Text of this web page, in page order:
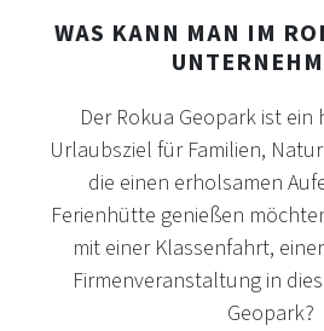
WAS KANN MAN IM
Der Rokua Geopark ist
Urlaubsziel für Familien,
die einen erholsamen
Ferienhütte genießen
mit einer Klassenfahrt,
Firmenveranstaltung in
Geopark?